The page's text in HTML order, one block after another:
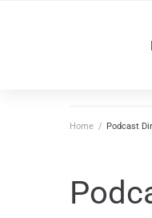
Home / Podcast